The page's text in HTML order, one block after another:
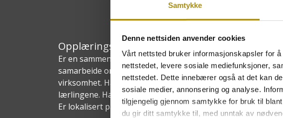
Samtykke
Denne nettsiden anvender cookies
Vårt nettsted bruker informasjonskapsler for
nettstedet, levere sosiale mediefunksjoner,
nettstedet. Dette innebærer også at det kan
sosiale medier, annonsering og analyse.
tilgjengelig gjennom samtykke for bruk til
du gir ditt samtykke til, med unntak av
Opplæringskontoret for heste- og
Er en sammenslutning av bedrifter innen hestebransjen
samarbeide om opplæring av lærlinger og utvikling av egen
virksomhet. Har et eget styre med representanter fra
lærlingene. Har en daglig leder, en faglig veileder og
Er lokalisert på Starum i Oppland fylke.